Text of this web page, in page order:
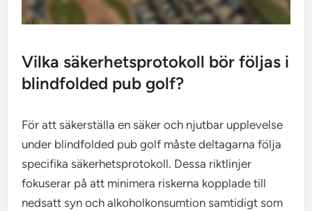
Vilka säkerhetsprotokoll bör följas i
blindfolded pub golf?
För att säkerställa en säker och njutbar upplevelse
under blindfolded pub golf måste deltagarna följa
specifika säkerhetsprotokoll. Dessa riktlinjer
fokuserar på att minimera riskerna kopplade till
nedsatt syn och alkoholkonsumtion samtidigt som